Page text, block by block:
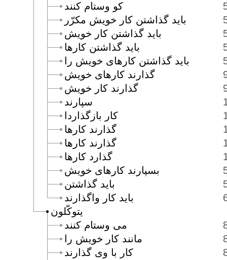
يتوكّلون
كو وستام كنند
بايد گذاشتن كار خويش مكرّر
بايد گذاشتن كار خويش
بايد گذاشتن كارها
بايد گذاشتن كارهاى خويش را
گذارند كارهاى خويش
گذارند كار خويش
سپارند
كار بازگذاردا
گذارند كارها
گذارند كارها
گذارد كارها
بسپارند كارهاى خويش
بايد گذاشتن
بايد كار واگذارند
مى وستام كنند
مانند كار خويش را
كار با وى گذارند